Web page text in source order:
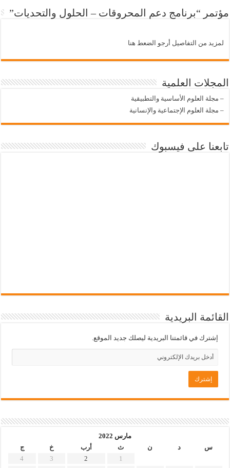
مؤتمر “برنامج دعم المحروقات – الحلول والتحديات”
لمزيد من التفاصيل أرجو الضعط هنا
المجلات العلمية
– مجلة العلوم الأساسية والتطبيقية
– مجلة العلوم الإجتماعية والإنسانية
تابعنا على فيسبوك
القائمة البريدية
إشترك في قائمتنا البريدية ليصلك جديد الموقع.
مارس 2022
س
د ن ث أرب خ
ج
1
2
3
4